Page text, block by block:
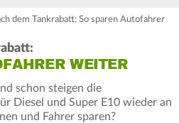
dem Tankrabatt: So sparen Autofahrer
WEITER
schon steigen die
Diesel und Super E10 wieder an
und Fahrer sparen?